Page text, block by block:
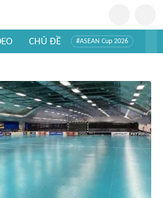
CHỦ ĐỀ #ASEAN Cup 2026